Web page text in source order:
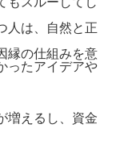
人は、自然と正
縁の仕組みを意
ったアイデアや
増えるし、資金